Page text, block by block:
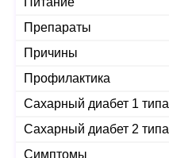
Препараты
Причины
Профилактика
Сахарный диабет 1 типа
Сахарный диабет 2 типа
Симптомы